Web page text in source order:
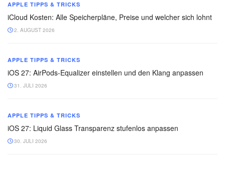
APPLE TIPPS & TRICKS
iCloud Kosten: Alle Speicherpläne, Preise und welcher sich lohnt
2. AUGUST 2026
APPLE TIPPS & TRICKS
iOS 27: AirPods-Equalizer einstellen und den Klang anpassen
31. JULI 2026
APPLE TIPPS & TRICKS
iOS 27: Liquid Glass Transparenz stufenlos anpassen
30. JULI 2026